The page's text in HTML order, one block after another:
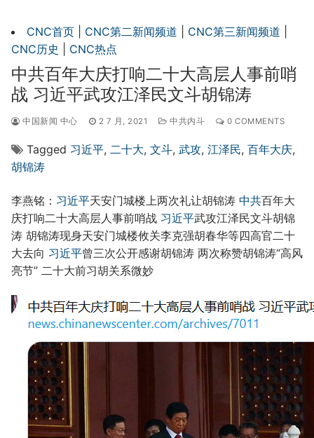
CNC首页 CNC第二新闻频道 CNC第三新闻频道
CNC历史
CNC热点
中共百年大庆打响二十大高层人事前哨
战 习近平武攻江泽民文斗胡锦涛
中国新闻 中心 2 7 月, 2021 中共内斗 0 COMMENTS
Tagged 习近平, 二十大, 文斗, 武攻, 江泽民, 百年大庆,
胡锦涛
李燕铭： 习近平天安门城楼上两次礼让胡锦涛 中共百年大
庆打响二十大高层人事前哨战 习近平武攻江泽民文斗胡锦
涛 胡锦涛现身天安门城楼攸关李克强胡春华等四高官二十
大去向 习近平曾三次公开感谢胡锦涛 两次称赞胡锦涛“高风
亮节” 二十大前习胡关系微妙